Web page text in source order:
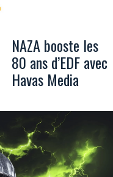
NAZA booste les
80 ans d’EDF avec
Havas Media